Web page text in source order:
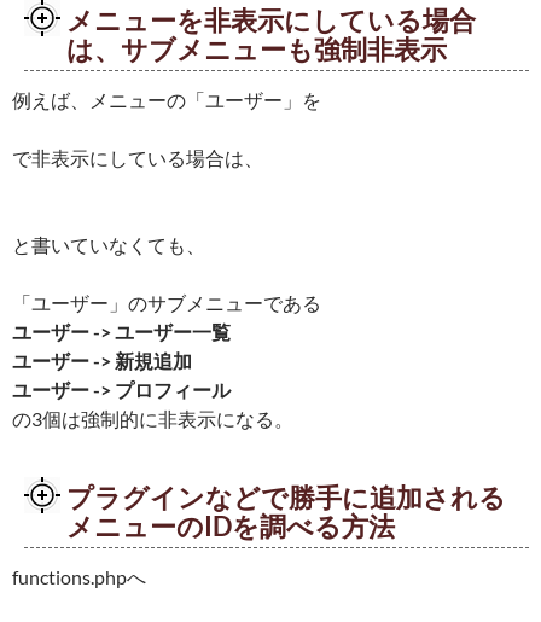
メニューを非表示にしている場合
は、サブメニューも強制非表示
例えば、メニューの「ユーザー」を
で非表示にしている場合は、
と書いていなくても、
「ユーザー」のサブメニューである
ユーザー -> ユーザー一覧
ユーザー -> 新規追加
ユーザー -> プロフィール
の3個は強制的に非表示になる。
プラグインなどで勝手に追加される
メニューのIDを調べる方法
functions.phpへ